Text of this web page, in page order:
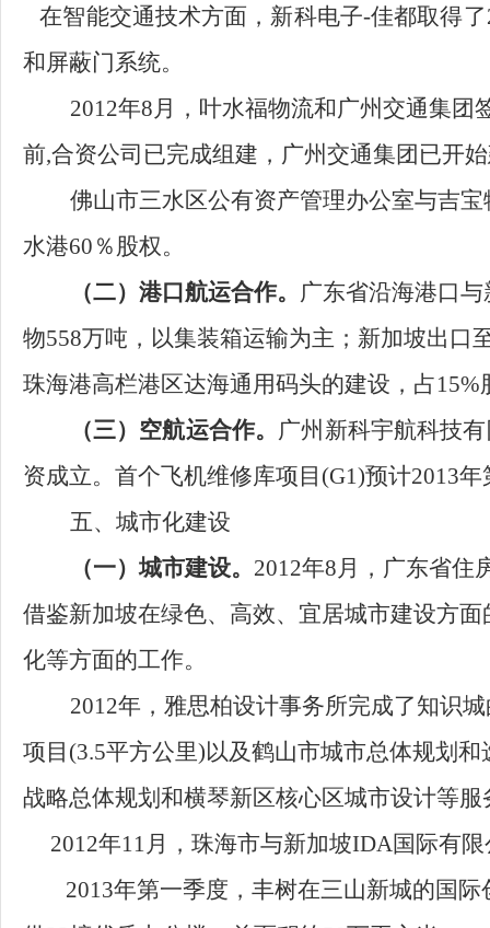
在智能交通技术方面，新科电子-佳都取得了
和屏蔽门系统。
2012年8月，叶水福物流和广州交通集
前,合资公司已完成组建，广州交通集团已开
佛山市三水区公有资产管理办公室与吉宝
水港60％股权。
（二）港口航运合作。 广东省沿海港口
物558万吨，以集装箱运输为主；新加坡出口
珠海港高栏港区达海通用码头的建设，占
（三）空航运合作。 广州新科宇航科技
资成立。首个飞机维修库项目(G1)预计2013
五、 城市化建设
（一）城市建设。 2012年8月，广东省住
借鉴新加坡在绿色、高效、宜居城市建设方
化等方面的工作。
2012年，雅思柏设计事务所完成了知识
项目(3.5平方公里)以及鹤山市城市总体规划
战略总体规划和横琴新区核心区城市设计等服
2012年11月，珠海市与新加坡IDA国际有
2013年第一季度，丰树在三山新城的国